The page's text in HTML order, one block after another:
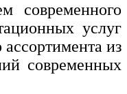
современного
услуг
из
современных